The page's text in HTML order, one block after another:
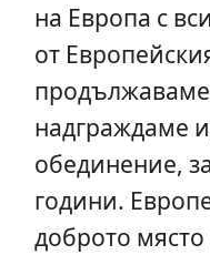
на Европа с
от
надграждаме
обединение,
години.
доброто